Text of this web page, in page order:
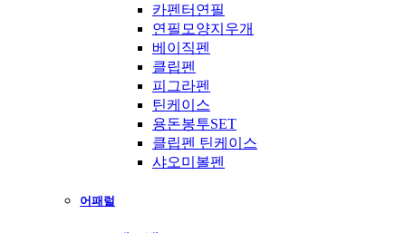
카펜터연필
연필모양지우개
베이직펜
클립펜
피그라펜
틴케이스
용돈봉투SET
클립펜 틴케이스
샤오미볼펜
어패럴